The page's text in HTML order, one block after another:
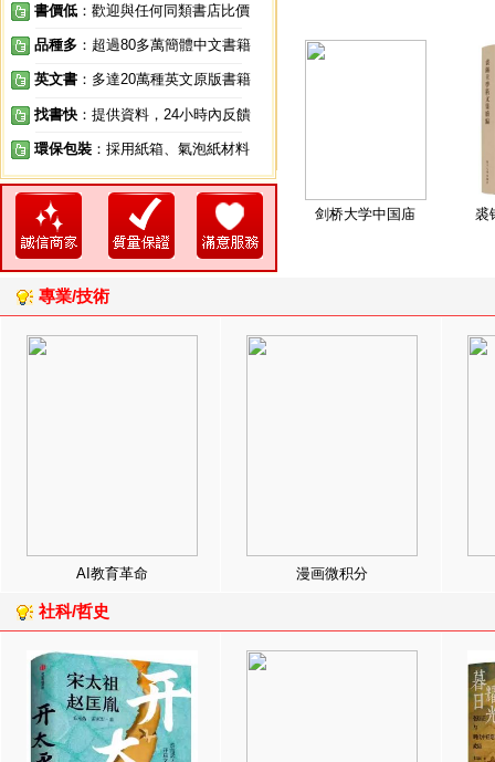
書價低 ：歡迎與任何同類書店比價
品種多 ：超過80多萬簡體中文書籍
英文書 ：多達20萬種英文原版書籍
找書快 ：提供資料，24小時內反饋
環保包裝 ：採用紙箱、氣泡紙材料
剑桥大学中国庙 裘
專業/技術
AI教育革命 漫画微积分
社科/哲史